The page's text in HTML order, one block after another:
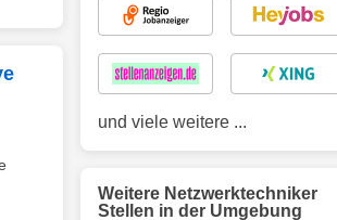
und viele weitere ...
Weitere Netzwerktechniker
Stellen in der Umgebung